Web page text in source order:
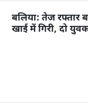
बलिया: तेज रफ्तार
खाई में गिरी, दो